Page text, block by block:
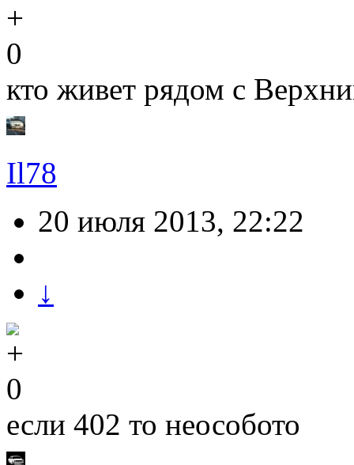
0
кто живет рядом с
Il78
20 июля 2013, 22:22
↓
0
если 402 то неособото